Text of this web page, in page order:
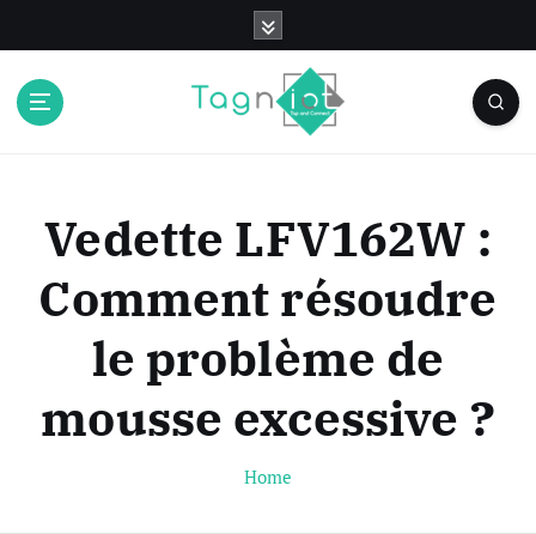
Vedette LFV162W :
Comment résoudre
le problème de
mousse excessive ?
Home